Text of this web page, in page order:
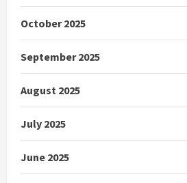
October 2025
September 2025
August 2025
July 2025
June 2025